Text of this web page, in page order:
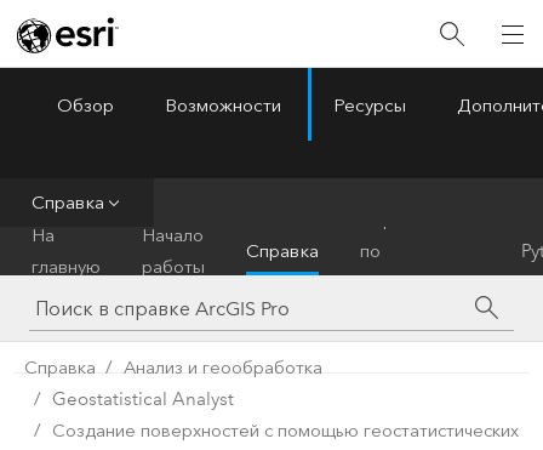
ArcGIS Pro
Обзор Возможности Ресурсы
Справка
На
главную
Начало
работы
Справка
по
инструментам
Справка
Анализ и геообработка
Geostatistical Analyst
Создание поверхностей с помощью геостатистических